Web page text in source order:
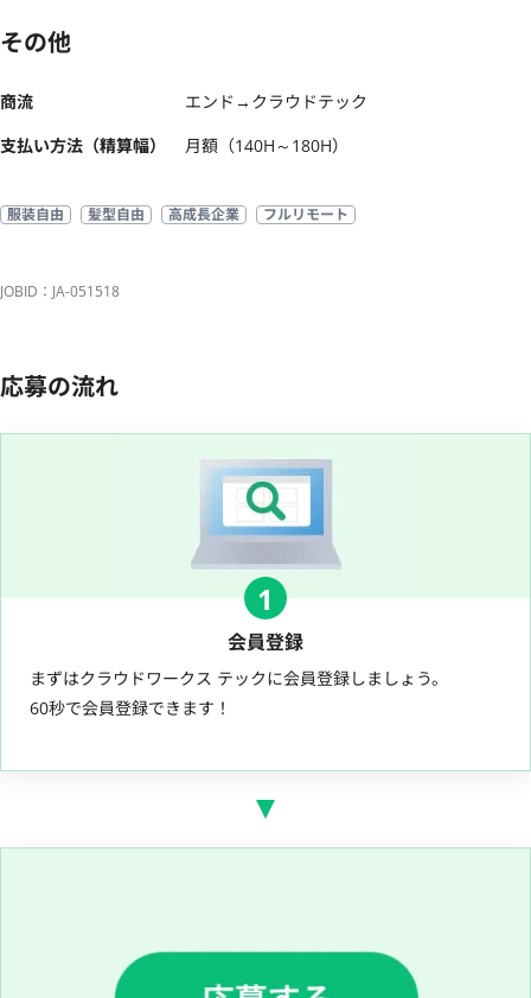
その他
商流
エンド→クラウドテック
支払い方法（精算幅）
月額（140H～180H）
服装自由 髪型自由 高成長企業 フルリモート
JOBID：JA-051518
応募の流れ
1
会員登録
まずはクラウドワークス テックに会員登録しましょう。
60秒で会員登録できます！